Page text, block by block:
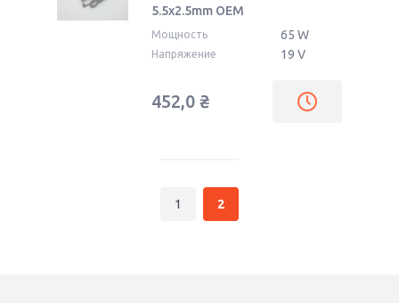
5.5x2.5mm OEM
Мощность 65 W
Напряжение 19 V
452,0 ₴
1 2